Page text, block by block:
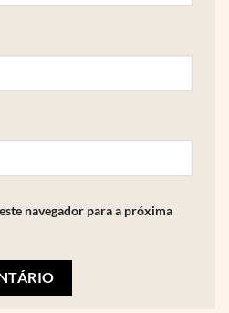
navegador para a próxima